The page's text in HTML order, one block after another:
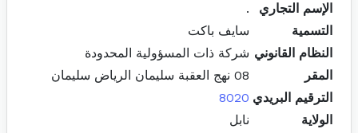
الإسم التجاري
.
التسمية
سايف باكت
النظام القانوني شركة ذات المسؤولية المحدودة
المقر
08 نهج العقبة سليمان الرياض سليمان
الترقيم البريدي 8020
الولاية
نابل